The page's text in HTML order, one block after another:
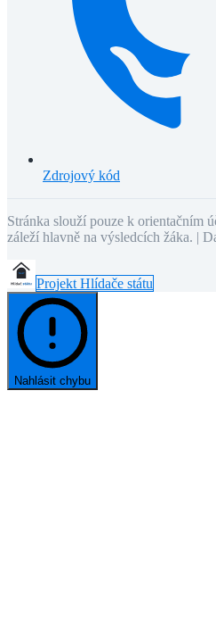
Zdrojový kód
Stránka slouží pouze k orientačním
záleží hlavně na výsledcích žáka. |
Projekt Hlídače státu
Nahlásit chybu